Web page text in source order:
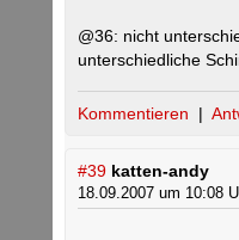
@36: nicht
unterschiedliche
Kommentieren |
#39 katten-andy
18.09.2007 um 10:08